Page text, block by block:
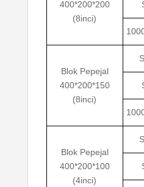
400*200*200
(8inci)
Blok Pepejal
400*200*150
(8inci)
Blok Pepejal
400*200*100
(4inci)